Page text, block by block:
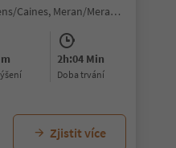
Caines/Kuens, Kuens/Caines, Meran/Merano and environs
2h:04 Min
doba trvání
Zjistit více